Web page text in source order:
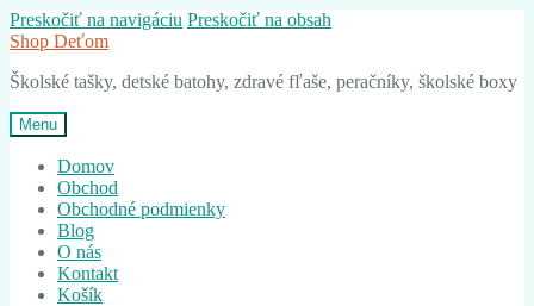
Preskočiť na navigáciu Preskočiť na obsah
Shop Deťom
Školské tašky, detské batohy, zdravé fľaše, peračníky, školské boxy
Menu
Domov
Obchod
Obchodné podmienky
Blog
O nás
Kontakt
Košík